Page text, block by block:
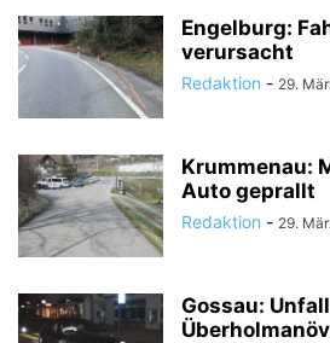
Engelburg:
verursacht
Redaktion - 29.
Krummenau:
Auto geprallt
Redaktion - 29.
Gossau: